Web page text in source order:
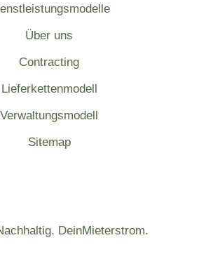
Über uns
Contracting
Lieferkettenmodell
Verwaltungsmodell
Sitemap
DeinMieterstrom.